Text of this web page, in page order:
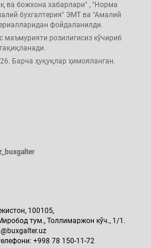
ва божхона хабарлари" , "Норма
бухгалтерия" ЭМТ ва "Амалий
фойдаланилди.
маъмурияти розилигисиз кўчириб
Барча ҳуқуқлар ҳимояланган.
100105,
тум., Толлимаржон кўч., 1/1.
+998 78 150-11-72